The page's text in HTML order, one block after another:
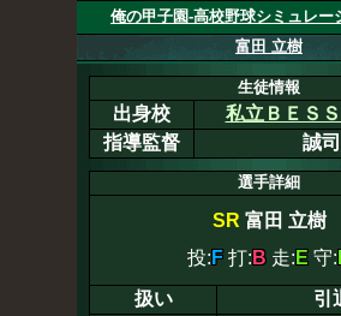
俺の甲子園-高校野球シミュレー
富田 立樹
生徒情報
出身校
私立ＢＥＳ
指導監督
誠司
選手詳細
SR 富田 立樹
投: F 打: B 走: E 守:
扱い
引